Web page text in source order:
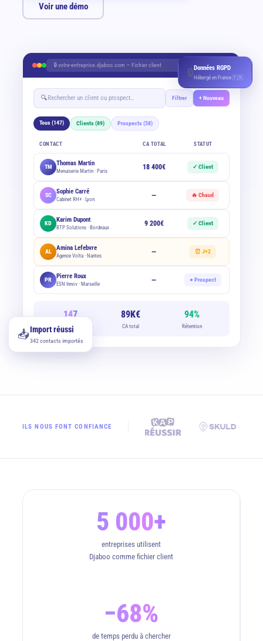
Voir une démo
🔒 votre-entreprise.djaboo.com — Fichier client
🔍Rechercher un client ou prospect… Filtrer + Nouveau
Tous (147) Clients (89) Prospects (58)
CONTACT CA TOTAL STATUT
TM Thomas Martin
Menuiserie Martin · Paris 18 400€ ✓ Client
SC Sophie Carré
Cabinet RH+ · Lyon — 🔥 Chaud
KD Karim Dupont
BTP Solutions · Bordeaux 9 200€ ✓ Client
AL Amina Lefebvre
Agence Volta · Nantes — ⏰ J+2
PR Pierre Roux
ESN Innov · Marseille — ● Prospect
147
Contacts
89K€
CA total
94%
Rétention
📥Import réussi
342 contacts importés
🔒Données RGPD
Hébergé en France 🇫🇷
ILS NOUS FONT CONFIANCE
5 000+
entreprises utilisent
Djaboo comme fichier client
−68%
de temps perdu à chercher